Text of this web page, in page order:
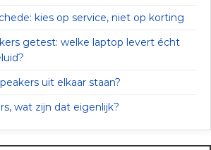
kies op service, niet op korting
getest: welke laptop levert écht
uit elkaar staan?
wat zijn dat eigenlijk?